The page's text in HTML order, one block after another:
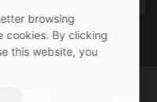
Ltd
browsing
cookies. By clicking
this website, you